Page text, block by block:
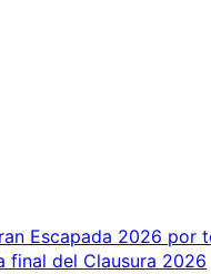
Escapada 2026 por
final del Clausura 2026